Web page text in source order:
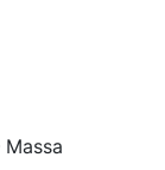
Massa